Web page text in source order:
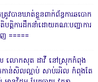
បានឃាត់ខ្លួនពាក់ព័ន្ធការឆបោក
តិបត្តិការដឹកនាំដោយគណៈបញ្ជាការ
ញ ‎=====
ល លោកសុត ដាវី នៅស្រុកកំពុង
កកាន់សិលល្អាប់ សាប់រអិល កំពុងតែ